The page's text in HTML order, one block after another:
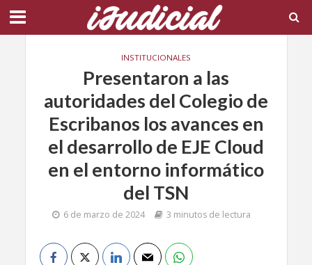
INSTITUCIONALES
Presentaron a las
autoridades del Colegio de
Escribanos los avances en
el desarrollo de EJE Cloud
en el entorno informático
del TSN
6 de marzo de 2024 3 minutos de lectura